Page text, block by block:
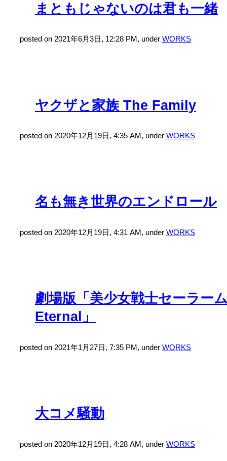
まともじゃないのは君も一緒
posted on 2021年6月3日, 12:28 PM, under WORKS
ヤクザと家族 The Family
posted on 2020年12月19日, 4:35 AM, under WORKS
名も無き世界のエンドロール
posted on 2020年12月19日, 4:31 AM, under WORKS
劇場版「美少女戦士セーラー
Eternal」
posted on 2021年1月27日, 7:35 PM, under WORKS
大コメ騒動
posted on 2020年12月19日, 4:28 AM, under WORKS